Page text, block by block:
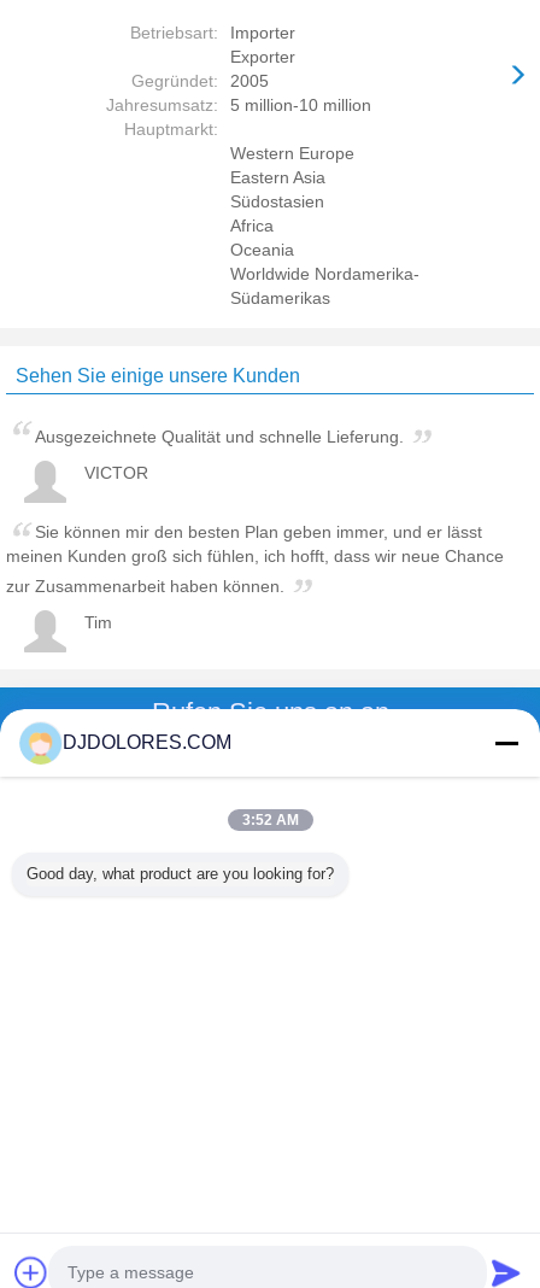
Betriebsart:
Importer
Exporter
Gegründet:
2005
Jahresumsatz:
5 million-10 million
Hauptmarkt:
Western Europe
Eastern Asia
Südostasien
Africa
Oceania
Worldwide Nordamerika-
Südamerikas
Sehen Sie einige unsere Kunden
Ausgezeichnete Qualität und schnelle Lieferung.
VICTOR
Sie können mir den besten Plan geben immer, und er lässt
meinen Kunden groß sich fühlen, ich hofft, dass wir neue Chance
zur Zusammenarbeit haben können.
Tim
Rufen Sie uns an an
Alle Produkte
Developed by
DJDOLORES.COM
3:52 AM
Good day, what product are you looking for?